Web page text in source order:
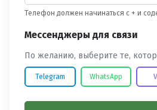
Телефон должен начинаться с + и
Мессенджеры для связи
По желанию, выберите те,
Telegram WhatsApp